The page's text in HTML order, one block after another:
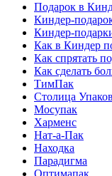
Подарок в
Киндер-
Киндер-
Как в Киндер
Как спрятать
Как сделать
ТимПак
Столица
Мосупак
Харменс
Нат-а-Пак
Находка
Парадигма